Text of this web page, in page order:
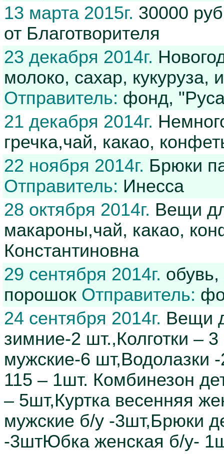
13 марта 2015г. 30000
от Благотворителя
23 декабря 2014г.
молоко, сахар, кукуруза,
Отправитель: фонд,
21 декабря 2014г.
гречка,чай, какао,
22 ноября 2014г. Брюки
Отправитель: Инесса
28 октября 2014г. Вещи
макароны,чай, какао,
Константиновна
29 сентября 2014г.
порошок Отправитель:
24 сентября 2014г. Вещи
зимние-2 шт.,Колготки –
мужские-6 шт,Водолазки
115 – 1шт. Комбинезон
– 5шт,Куртка весенняя
мужские б/у -3шт,Брюки
-3штЮбка женская б/у-